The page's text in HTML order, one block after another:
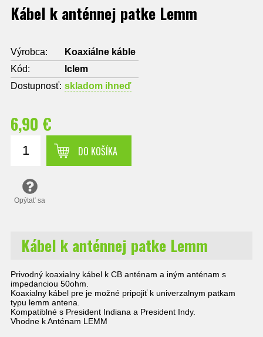
Kábel k anténnej patke Lemm
Výrobca:
Koaxiálne káble
Kód:
lclem
Dostupnosť: skladom ihneď
6,90 €
DO KOŠÍKA
Opýtať sa
Kábel k anténnej patke Lemm
Privodný koaxialny kábel k CB anténam a iným anténam s
impedanciou 50ohm.
Koaxialny kábel pre je možné pripojiť k univerzalnym patkam
typu lemm antena.
Kompatiblné s President Indiana a President Indy.
Vhodne k Anténam LEMM